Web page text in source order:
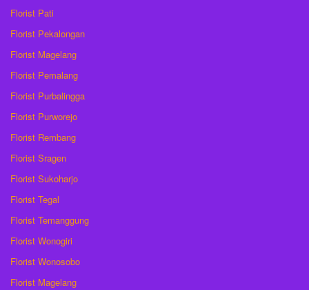
Florist Pati
Florist Pekalongan
Florist Magelang
Florist Pemalang
Florist Purbalingga
Florist Purworejo
Florist Rembang
Florist Sragen
Florist Sukoharjo
Florist Tegal
Florist Temanggung
Florist Wonogiri
Florist Wonosobo
Florist Magelang